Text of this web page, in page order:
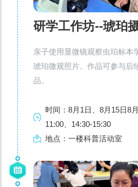
研学工作坊--琥珀
亲子使用显微镜观察虫珀标本
琥珀微观照片。作品可参与后
品。
时间：8月1日、8月15日8
11:00、14:30-15:30
地点：一楼科普活动室